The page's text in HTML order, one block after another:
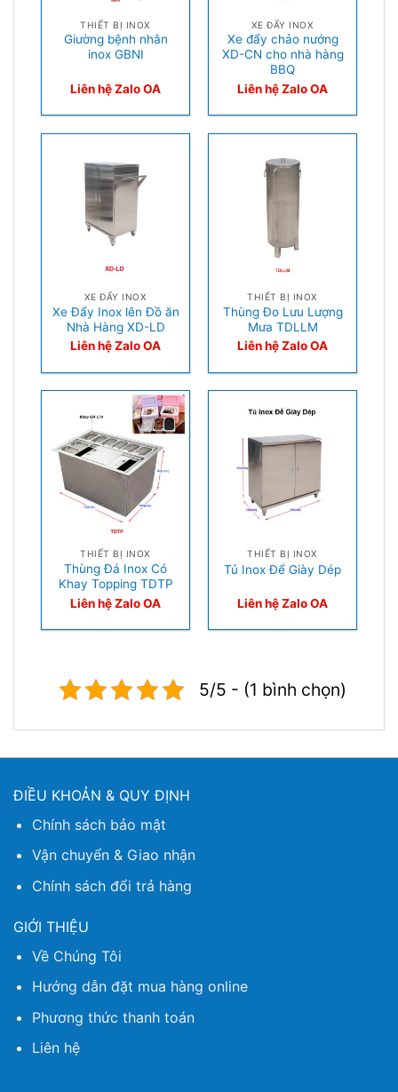
THIẾT BỊ INOX
Giường bệnh nhân
inox GBNI
Liên hệ Zalo OA
XE ĐẨY INOX
Xe đẩy chảo nướng
XD-CN cho nhà hàng
BBQ
Liên hệ Zalo OA
XE ĐẨY INOX
Xe Đẩy Inox lên Đồ ăn
Nhà Hàng XD-LD
Liên hệ Zalo OA
THIẾT BỊ INOX
Thùng Đo Lưu Lượng
Mưa TDLLM
Liên hệ Zalo OA
THIẾT BỊ INOX
Thùng Đá Inox Có
Khay Topping TDTP
Liên hệ Zalo OA
THIẾT BỊ INOX
Tủ Inox Để Giày Dép
Liên hệ Zalo OA
5/5 - (1 bình chọn)
ĐIỀU KHOẢN & QUY ĐỊNH
Chính sách bảo mật
Vận chuyển & Giao nhận
Chính sách đổi trả hàng
GIỚI THIỆU
Về Chúng Tôi
Hướng dẫn đặt mua hàng online
Phương thức thanh toán
Liên hệ